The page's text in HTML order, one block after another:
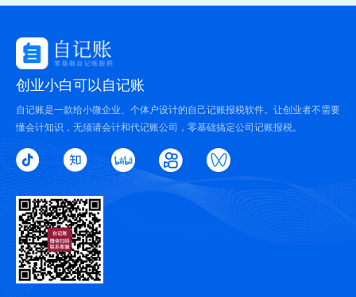
创业小白可以自记账
自记账是一款给小微企业、个体户设计的自己记账报税软件。让创业者不需要
懂会计知识，无须请会计和代记账公司，零基础搞定公司记账报税。